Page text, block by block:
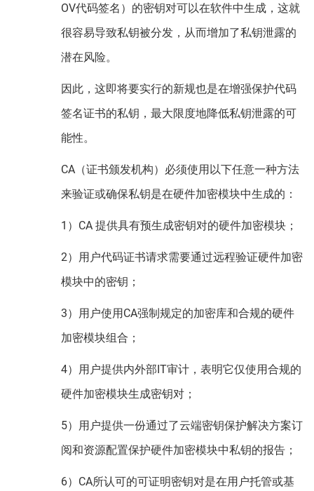
OV代码签名）的密钥对可以在软件中生成，这就
很容易导致私钥被分发，从而增加了私钥泄露的
潜在风险。
因此，这即将要实行的新规也是在增强保护代码
签名证书的私钥，最大限度地降低私钥泄露的可
能性。
CA（证书颁发机构）必须使用以下任意一种方法
来验证或确保私钥是在硬件加密模块中生成的：
1）CA 提供具有预生成密钥对的硬件加密模块；
2）用户代码证书请求需要通过远程验证硬件加密
模块中的密钥；
3）用户使用CA强制规定的加密库和合规的硬件
加密模块组合；
4）用户提供内外部IT审计，表明它仅使用合规的
硬件加密模块生成密钥对；
5）用户提供一份通过了云端密钥保护解决方案订
阅和资源配置保护硬件加密模块中私钥的报告；
6）CA所认可的可证明密钥对是在用户托管或基